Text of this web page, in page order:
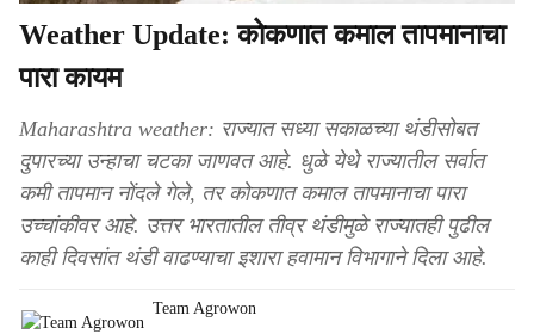
Weather Update: कोकणात कमाल तापमानाचा
पारा कायम
Maharashtra weather: राज्यात सध्या सकाळच्या थंडीसोबत
दुपारच्या उन्हाचा चटका जाणवत आहे. धुळे येथे राज्यातील सर्वात
कमी तापमान नोंदले गेले, तर कोकणात कमाल तापमानाचा पारा
उच्चांकीवर आहे. उत्तर भारतातील तीव्र थंडीमुळे राज्यातही पुढील
काही दिवसांत थंडी वाढण्याचा इशारा हवामान विभागाने दिला आहे.
Team Agrowon